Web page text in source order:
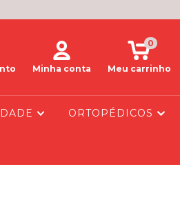
Minha conta Meu carrinho
0
ORTOPÉDICOS